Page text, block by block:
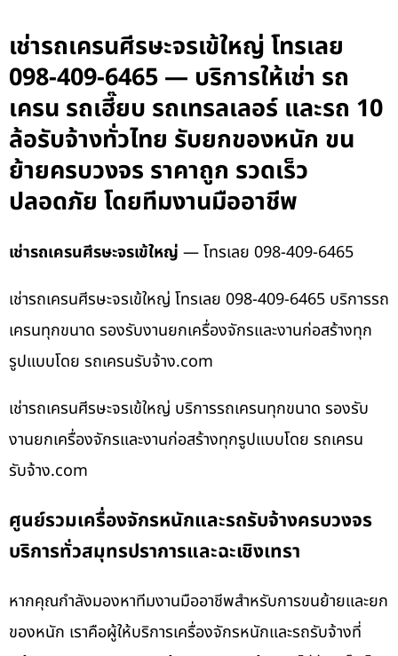
เช่ารถเครนศีรษะจรเข้ใหญ่ โทรเลย
098-409-6465 — บริการให้เช่า รถ
เครน รถเฮี๊ยบ รถเทรลเลอร์ และรถ 10
ล้อรับจ้างทั่วไทย รับยกของหนัก ขน
ย้ายครบวงจร ราคาถูก รวดเร็ว
ปลอดภัย โดยทีมงานมืออาชีพ
เช่ารถเครนศีรษะจรเข้ใหญ่ — โทรเลย 098-409-6465
เช่ารถเครนศีรษะจรเข้ใหญ่ โทรเลย 098-409-6465 บริการรถ
เครนทุกขนาด รองรับงานยกเครื่องจักรและงานก่อสร้างทุก
รูปแบบโดย รถเครนรับจ้าง.com
เช่ารถเครนศีรษะจรเข้ใหญ่ บริการรถเครนทุกขนาด รองรับ
งานยกเครื่องจักรและงานก่อสร้างทุกรูปแบบโดย รถเครน
รับจ้าง.com
ศูนย์รวมเครื่องจักรหนักและรถรับจ้างครบวงจร
บริการทั่วสมุทรปราการและฉะเชิงเทรา
หากคุณกำลังมองหาทีมงานมืออาชีพสำหรับการขนย้ายและยก
ของหนัก เราคือผู้ให้บริการเครื่องจักรหนักและรถรับจ้างที่